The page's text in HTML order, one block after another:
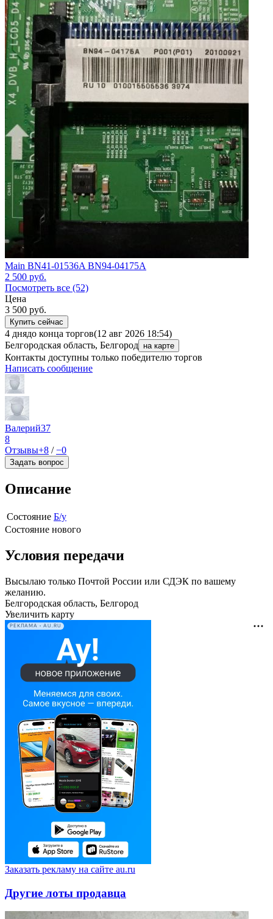
Main BN41-01536A BN94-04175A
2 500 руб.
Посмотреть все (52)
Цена
3 500 руб.
Купить сейчас
4 днядо конца торгов(12 авг 2026 18:54)
Белгородская область, Белгород на карте
Контакты доступны только победителю торгов
Написать сообщение
Валерий37
8
Отзывы+8 /−0
Задать вопрос
Описание
Состояние Б/у
Состояние нового
Условия передачи
Высылаю только Почтой России или СДЭК по вашему
желанию.
Белгородская область, Белгород
Увеличить карту
РЕКЛАМА • AU.RU
Заказать рекламу на сайте au.ru
Другие лоты продавца